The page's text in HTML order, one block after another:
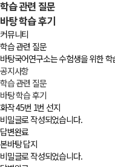
학습 관련 질문
바탕 학습 후기
커뮤니티
학습 관련 질문
바탕국어연구소는 수험생을 위한
공지사항
학습 관련 질문
바탕 학습 후기
화작 45번 1번 선지
비밀글로 작성되었습니다.
답변완료
본바탕 답지
비밀글로 작성되었습니다.